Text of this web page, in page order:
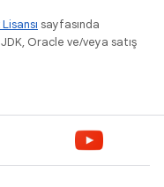
sayfasında
Oracle ve/veya satış